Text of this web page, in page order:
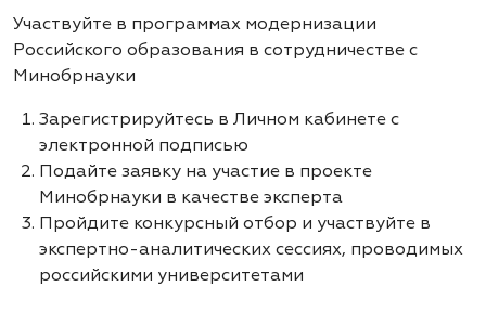
Участвуйте в программах модернизации
Российского образования в сотрудничестве с
Минобрнауки
Зарегистрируйтесь в Личном кабинете с
электронной подписью
Подайте заявку на участие в проекте
Минобрнауки в качестве эксперта
Пройдите конкурсный отбор и участвуйте в
экспертно-аналитических сессиях, проводимых
российскими университетами